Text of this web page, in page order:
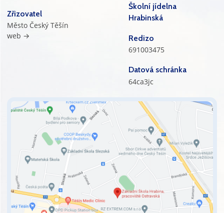
Zřizovatel
Město Český Těšín
web →
Školní jídelna
Hrabinská
Redizo
691003475
Datová schránka
64ca3jc